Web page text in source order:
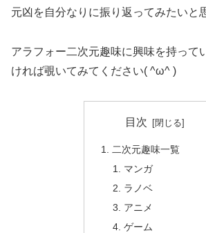
元凶を自分なりに振り返ってみたいと
アラフォー二次元趣味に興味を持って
ければ覗いてみてください( ^ω^ )
目次
二次元趣味一覧
マンガ
ラノベ
アニメ
ゲーム